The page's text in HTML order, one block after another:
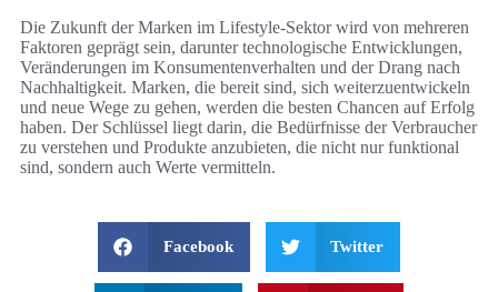
Die Zukunft der Marken im Lifestyle-Sektor wird von mehreren
Faktoren geprägt sein, darunter technologische Entwicklungen,
Veränderungen im Konsumentenverhalten und der Drang nach
Nachhaltigkeit. Marken, die bereit sind, sich weiterzuentwickeln
und neue Wege zu gehen, werden die besten Chancen auf Erfolg
haben. Der Schlüssel liegt darin, die Bedürfnisse der Verbraucher
zu verstehen und Produkte anzubieten, die nicht nur funktional
sind, sondern auch Werte vermitteln.
Facebook Twitter